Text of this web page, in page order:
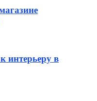
интерьеру в